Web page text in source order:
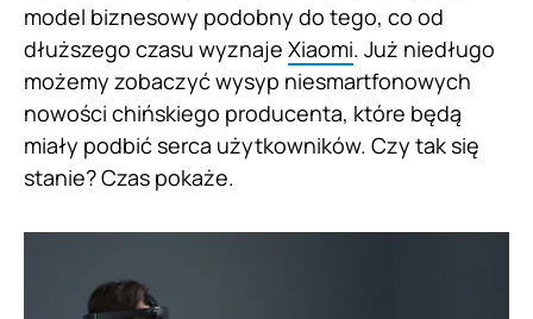
model biznesowy podobny do tego, co od
dłuższego czasu wyznaje Xiaomi. Już niedługo
możemy zobaczyć wysyp niesmartfonowych
nowości chińskiego producenta, które będą
miały podbić serca użytkowników. Czy tak się
stanie? Czas pokaże.